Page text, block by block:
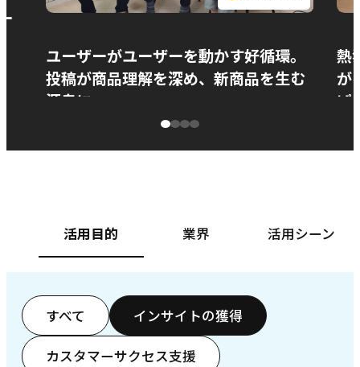
ユーザーがユーザーを動かす好循環。
投稿が商品理解を深め、新商品を生む
源泉に
熱
が
ぱ
活用目的 業界 活用シーン
すべて インサイトの獲得
カスタマーサクセス支援